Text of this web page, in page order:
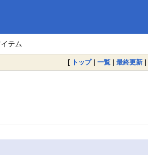
テム
[ トップ| 一覧 | 最終更新 |